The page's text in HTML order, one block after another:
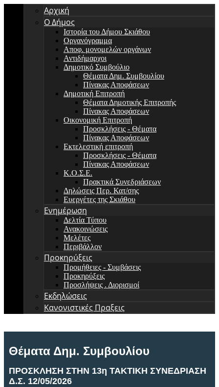
Αρχική
Ο Δήμος
Ιστορία του Δήμου Σκιάθου
Οργανόγραμμα
Αποφ. μονομελών οργάνων
Αντιδήμαρχοι
Δημοτικό Συμβούλιο
Θέματα Δημ. Συμβουλίου
Πίνακας Αποφάσεων
Δημοτική Επιτροπή
Θέματα Δημοτικής Επιτροπής
Πίνακας Αποφάσεων
Οικονομική Επιτροπή
Προσκλήσεις - Θέματα
Πίνακας Αποφάσεων
Εκτελεστική επιτροπή
Προσκλήσεις - Θέματα
Πίνακας Αποφάσεων
Κ.Ο.Σ.Ε.
Πρακτικά Συνεδριάσεων
Δηλώσεις Περ. Κατ/σης
Ευεργέτες της Σκιάθου
Ενημέρωση
Δελτία Τύπου
Ανακοινώσεις
Μελέτες
Περιβάλλον
Προκηρύξεις
Προμήθειες - Συμβάσεις
Προκηρύξεις
Προσλήψεις . Διορισμοί
Εκδηλώσεις
Κανονιστικές Πραξεις
Θέματα Δημ. Συμβουλίου
ΠΡΟΣΚΛΗΣΗ ΣΤΗΝ 13η ΤΑΚΤΙΚΗ ΣΥΝΕΔΡΙΑΣΗ
Δ.Σ. 12/05/2026